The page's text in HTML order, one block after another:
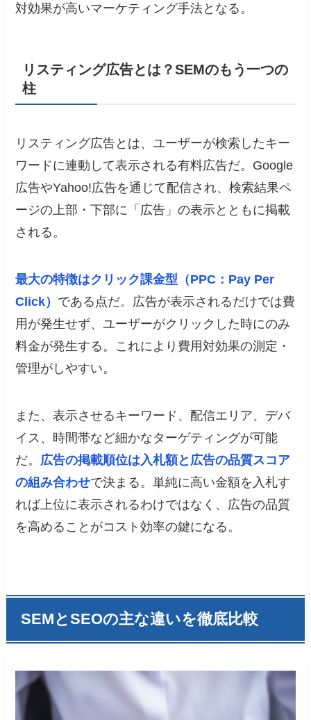
対効果が高いマーケティング手法となる。
リスティング広告とは？SEMのもう一つの
柱
リスティング広告とは、ユーザーが検索したキー
ワードに連動して表示される有料広告だ。Google
広告やYahoo!広告を通じて配信され、検索結果ペ
ージの上部・下部に「広告」の表示とともに掲載
される。
最大の特徴はクリック課金型（PPC：Pay Per
Click） である点だ。広告が表示されるだけでは費
用が発生せず、ユーザーがクリックした時にのみ
料金が発生する。これにより費用対効果の測定・
管理がしやすい。
また、表示させるキーワード、配信エリア、デバ
イス、時間帯など細かなターゲティングが可能
だ。 広告の掲載順位は入札額と広告の品質スコア
の組み合わせで決まる。単純に高い金額を入札す
れば上位に表示されるわけではなく、広告の品質
を高めることがコスト効率の鍵になる。
SEMとSEOの主な違いを徹底比較